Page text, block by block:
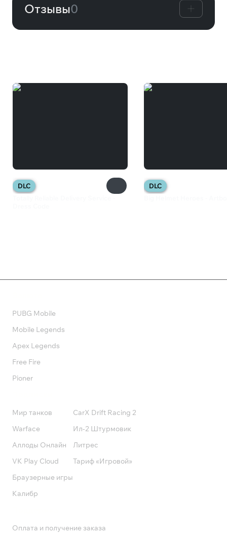
Отзывы0
DLC
DLC
PUBG Mobile
Mobile Legends
Apex Legends
Free Fire
Pioner
Мир танков
Warface
Аллоды Онлайн
VK Play Cloud
Браузерные игры
Калибр
CarX Drift Racing 2
Ил-2 Штурмовик
Литрес
Тариф «Игровой»
Оплата и получение заказа